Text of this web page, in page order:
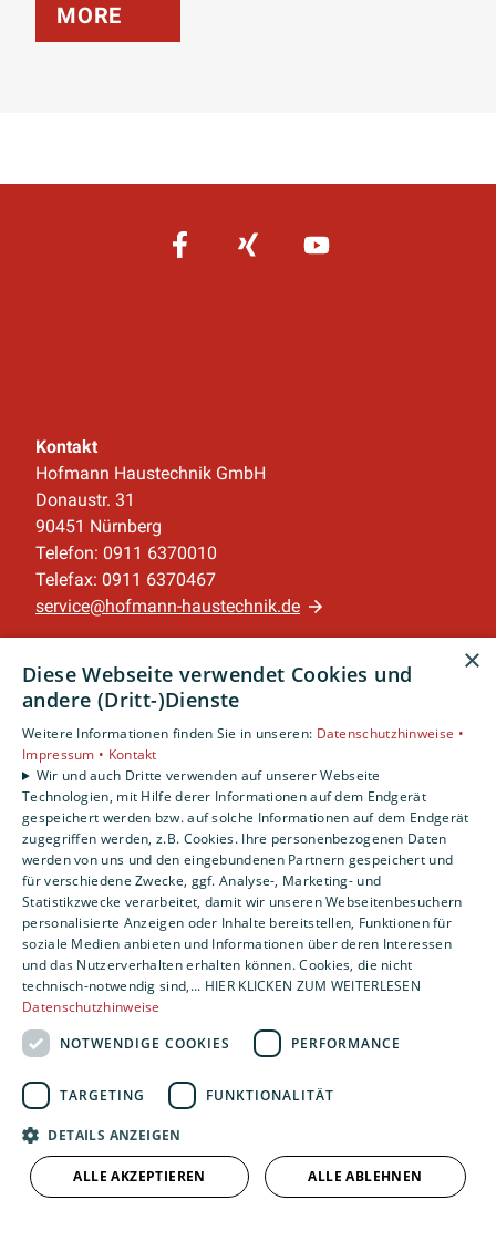
MORE
Kontakt
Hofmann Haustechnik GmbH
Donaustr. 31
90451 Nürnberg
Telefon: 0911 6370010
Telefax: 0911 6370467
service@hofmann-haustechnik.de
AGB
·Datenschutz ·Impressum
·
Barrierefreiheitserklärung
Leistungen
Privatkunden
Gewerbekunden
Karriere
Unternehmen
Standort
Nürnberg
×
Diese Webseite verwendet Cookies und
andere (Dritt-)Dienste
Weitere Informationen finden Sie in unseren: Datenschutzhinweise •
Impressum • Kontakt
Wir und auch Dritte verwenden auf unserer Webseite
Technologien, mit Hilfe derer Informationen auf dem Endgerät
gespeichert werden bzw. auf solche Informationen auf dem Endgerät
zugegriffen werden, z.B. Cookies. Ihre personenbezogenen Daten
werden von uns und den eingebundenen Partnern gespeichert und
für verschiedene Zwecke, ggf. Analyse-, Marketing- und
Statistikzwecke verarbeitet, damit wir unseren Webseitenbesuchern
personalisierte Anzeigen oder Inhalte bereitstellen, Funktionen für
soziale Medien anbieten und Informationen über deren Interessen
und das Nutzerverhalten erhalten können. Cookies, die nicht
technisch-notwendig sind,... HIER KLICKEN ZUM WEITERLESEN
Datenschutzhinweise
NOTWENDIGE COOKIES
PERFORMANCE
TARGETING FUNKTIONALITÄT
DETAILS ANZEIGEN
ALLE AKZEPTIEREN ALLE ABLEHNEN